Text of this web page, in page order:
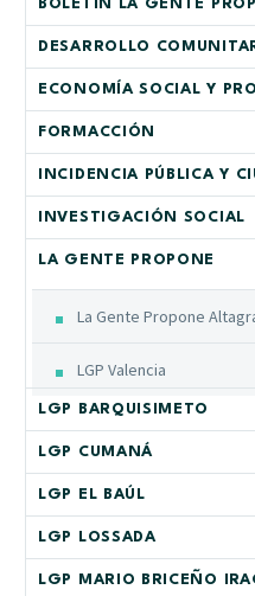
BOLETÍN LA GENTE
DESARROLLO
ECONOMÍA SOCIAL Y
FORMACCIÓN
INCIDENCIA PÚBLICA Y
INVESTIGACIÓN SOCIAL
LA GENTE PROPONE
La Gente Propone
LGP Valencia
LGP BARQUISIMETO
LGP CUMANÁ
LGP EL BAÚL
LGP LOSSADA
LGP MARIO BRICEÑO